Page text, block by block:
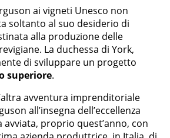
ai vigneti Unesco non
soltanto al suo desiderio di
alla produzione delle
La duchessa di York,
di sviluppare un progetto
superiore.
avventura imprenditoriale
all’insegna dell’eccellenza
proprio quest’anno, con